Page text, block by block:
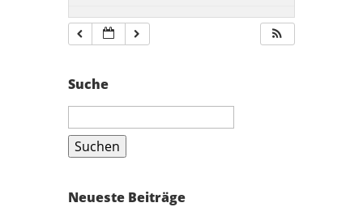
Suche
Suchen
Neueste Beiträge